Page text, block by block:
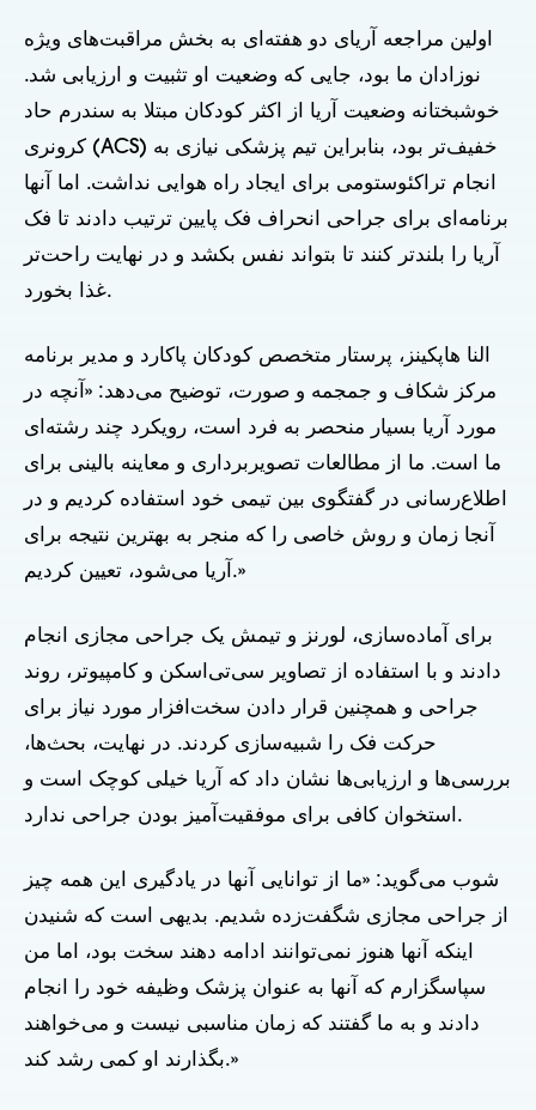
اولین مراجعه آریای دو هفته‌ای به بخش مراقبت‌های ویژه
نوزادان ما بود، جایی که وضعیت او تثبیت و ارزیابی شد.
خوشبختانه وضعیت آریا از اکثر کودکان مبتلا به سندرم حاد
کرونری (ACS) خفیف‌تر بود، بنابراین تیم پزشکی نیازی به
انجام تراکئوستومی برای ایجاد راه هوایی نداشت. اما آنها
برنامه‌ای برای جراحی انحراف فک پایین ترتیب دادند تا فک
آریا را بلندتر کنند تا بتواند نفس بکشد و در نهایت راحت‌تر
غذا بخورد.
النا هاپکینز، پرستار متخصص کودکان پاکارد و مدیر برنامه
مرکز شکاف و جمجمه و صورت، توضیح می‌دهد: «آنچه در
مورد آریا بسیار منحصر به فرد است، رویکرد چند رشته‌ای
ما است. ما از مطالعات تصویربرداری و معاینه بالینی برای
اطلاع‌رسانی در گفتگوی بین تیمی خود استفاده کردیم و در
آنجا زمان و روش خاصی را که منجر به بهترین نتیجه برای
آریا می‌شود، تعیین کردیم.»
برای آماده‌سازی، لورنز و تیمش یک جراحی مجازی انجام
دادند و با استفاده از تصاویر سی‌تی‌اسکن و کامپیوتر، روند
جراحی و همچنین قرار دادن سخت‌افزار مورد نیاز برای
حرکت فک را شبیه‌سازی کردند. در نهایت، بحث‌ها،
بررسی‌ها و ارزیابی‌ها نشان داد که آریا خیلی کوچک است و
استخوان کافی برای موفقیت‌آمیز بودن جراحی ندارد.
شوب می‌گوید: «ما از توانایی آنها در یادگیری این همه چیز
از جراحی مجازی شگفت‌زده شدیم. بدیهی است که شنیدن
اینکه آنها هنوز نمی‌توانند ادامه دهند سخت بود، اما من
سپاسگزارم که آنها به عنوان پزشک وظیفه خود را انجام
دادند و به ما گفتند که زمان مناسبی نیست و می‌خواهند
بگذارند او کمی رشد کند.»